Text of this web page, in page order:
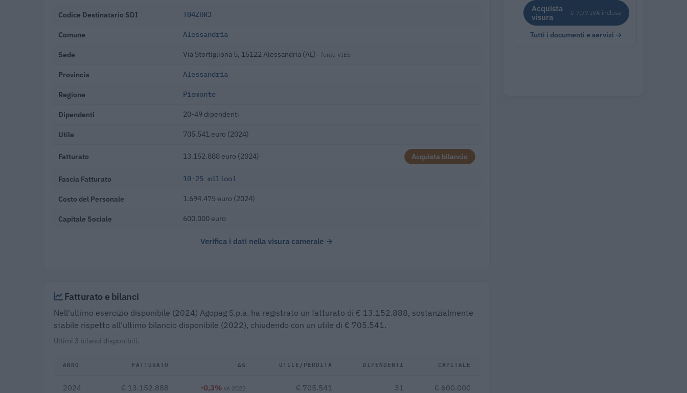
Codice Destinatario SDI T04ZHR3
Comune Alessandria
Sede Via Stortigliona 5, 15122 Alessandria (AL) · fonte VIES
Provincia Alessandria
Regione Piemonte
Dipendenti 20-49 dipendenti
Utile 705.541 euro (2024)
Fatturato 13.152.888 euro (2024) Acquista bilancio
Fascia Fatturato 10-25 milioni
Costo del Personale 1.694.475 euro (2024)
Capitale Sociale 600.000 euro
Verifica i dati nella visura camerale →
Fatturato e bilanci
Nell'ultimo esercizio disponibile (2024) Agopag S.p.a. ha registrato un fatturato di € 13.152.888, sostanzialmente
stabile rispetto all'ultimo bilancio disponibile (2022), chiudendo con un utile di € 705.541.
Ultimi 3 bilanci disponibili.
ANNO FATTURATO Δ% UTILE/PERDITA DIPENDENTI CAPITALE
2024 € 13.152.888 -0,3% vs 2022 € 705.541 31 € 600.000
Acquista
visura
€ 7,77 IVA inclusa
Tutti i documenti e servizi →